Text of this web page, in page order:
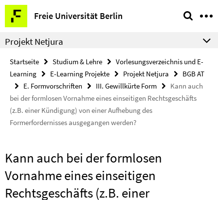
Springe
direkt
zu
Inhalt
Freie Universität Berlin
Service-
Navigation
Projekt Netjura
Startseite Studium & Lehre
Vorlesungsverzeichnis und E-
Learning
E-Learning Projekte Projekt Netjura
BGB AT
E. Formvorschriften
III. Gewillkürte Form
Kann auch
bei der formlosen Vornahme eines einseitigen Rechtsgeschäfts
(z.B. einer Kündigung) von einer Aufhebung des
Formerfordernisses ausgegangen werden?
Kann auch bei der formlosen
Vornahme eines einseitigen
Rechtsgeschäfts (z.B. einer